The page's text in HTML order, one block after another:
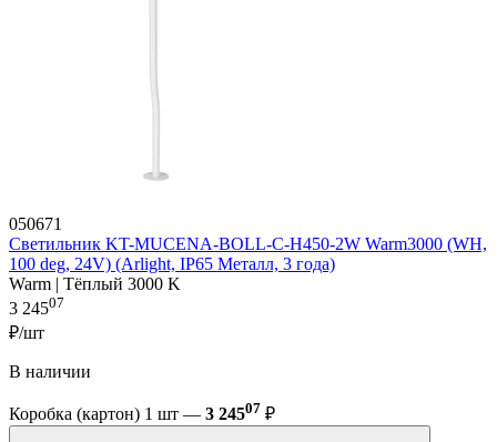
050671
Светильник KT-MUCENA-BOLL-C-H450-2W Warm3000 (WH,
100 deg, 24V) (Arlight, IP65 Металл, 3 года)
Warm | Тёплый 3000 K
3 24507
₽/шт
В наличии
Коробка (картон) 1 шт — 3 24507 ₽